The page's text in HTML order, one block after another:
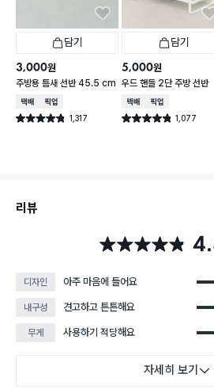
담기
3,000원
주방용 틈새 선반 45.5 cm
택배배송매장픽업
별점 4.8점 1,317
건 작성
담기
5,000원
우드 핸들 2단 주방 선반
택배배송매장픽업
별점 4.8점 1,077
건 작성
리뷰
별점 4.8점
디자인 아주 마음에 들어요
내구성 견고하고 튼튼해요
무게 사용하기 적당해요
자세히 보기